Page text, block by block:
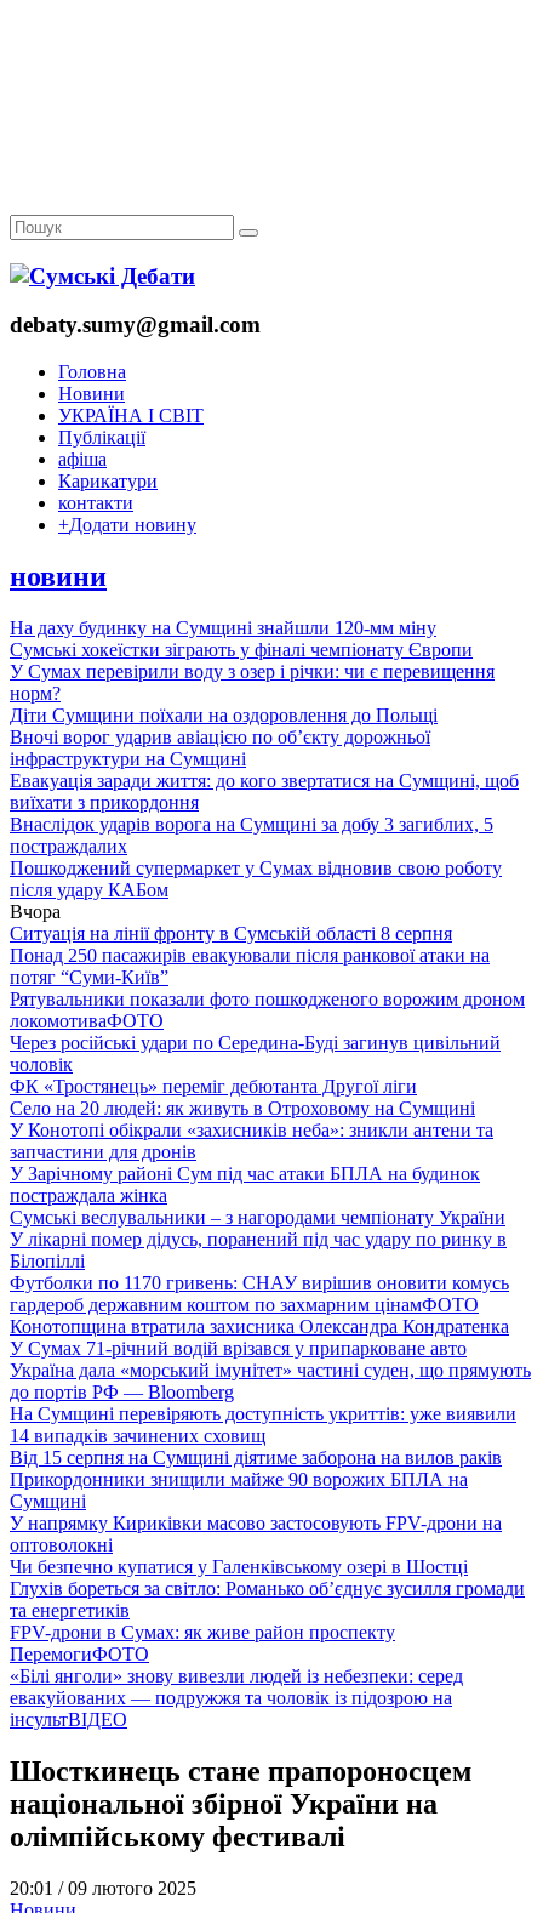
debaty.sumy@gmail.com
Головна
Новини
УКРАЇНА І СВІТ
Публікації
афіша
Карикатури
контакти
+Додати новину
новини
На даху будинку на Сумщині знайшли 120-мм міну
Сумські хокеїстки зіграють у фіналі чемпіонату Європи
У Сумах перевірили воду з озер і річки: чи є перевищення
норм?
Діти Сумщини поїхали на оздоровлення до Польщі
Вночі ворог ударив авіацією по обʼєкту дорожньої
інфраструктури на Сумщині
Евакуація заради життя: до кого звертатися на Сумщині, щоб
виїхати з прикордоння
Внаслідок ударів ворога на Сумщині за добу 3 загиблих, 5
постраждалих
Пошкоджений супермаркет у Сумах відновив свою роботу
після удару КАБом
Вчора
Ситуація на лінії фронту в Сумській області 8 серпня
Понад 250 пасажирів евакуювали після ранкової атаки на
потяг “Суми-Київ”
Рятувальники показали фото пошкодженого ворожим дроном
локомотиваФОТО
Через російські удари по Середина-Буді загинув цивільний
чоловік
ФК «Тростянець» переміг дебютанта Другої ліги
Село на 20 людей: як живуть в Отроховому на Сумщині
У Конотопі обікрали «захисників неба»: зникли антени та
запчастини для дронів
У Зарічному районі Сум під час атаки БПЛА на будинок
постраждала жінка
Сумські веслувальники – з нагородами чемпіонату України
У лікарні помер дідусь, поранений під час удару по ринку в
Білопіллі
Футболки по 1170 гривень: СНАУ вирішив оновити комусь
гардероб державним коштом по захмарним цінамФОТО
Конотопщина втратила захисника Олександра Кондратенка
У Сумах 71-річний водій врізався у припарковане авто
Україна дала «морський імунітет» частині суден, що прямують
до портів РФ — Bloomberg
На Сумщині перевіряють доступність укриттів: уже виявили
14 випадків зачинених сховищ
Від 15 серпня на Сумщині діятиме заборона на вилов раків
Прикордонники знищили майже 90 ворожих БПЛА на
Сумщині
У напрямку Кириківки масово застосовують FPV-дрони на
оптоволокні
Чи безпечно купатися у Галенківському озері в Шостці
Глухів бореться за світло: Романько об’єднує зусилля громади
та енергетиків
FPV-дрони в Сумах: як живе район проспекту
ПеремогиФОТО
«Білі янголи» знову вивезли людей із небезпеки: серед
евакуйованих — подружжя та чоловік із підозрою на
інсультВІДЕО
Шосткинець стане прапороносцем
національної збірної України на
олімпійському фестивалі
20:01 /09 лютого 2025